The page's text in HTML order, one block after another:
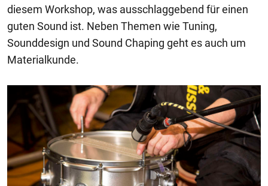
diesem Workshop, was ausschlaggebend für einen
guten Sound ist. Neben Themen wie Tuning,
Sounddesign und Sound Chaping geht es auch um
Materialkunde.